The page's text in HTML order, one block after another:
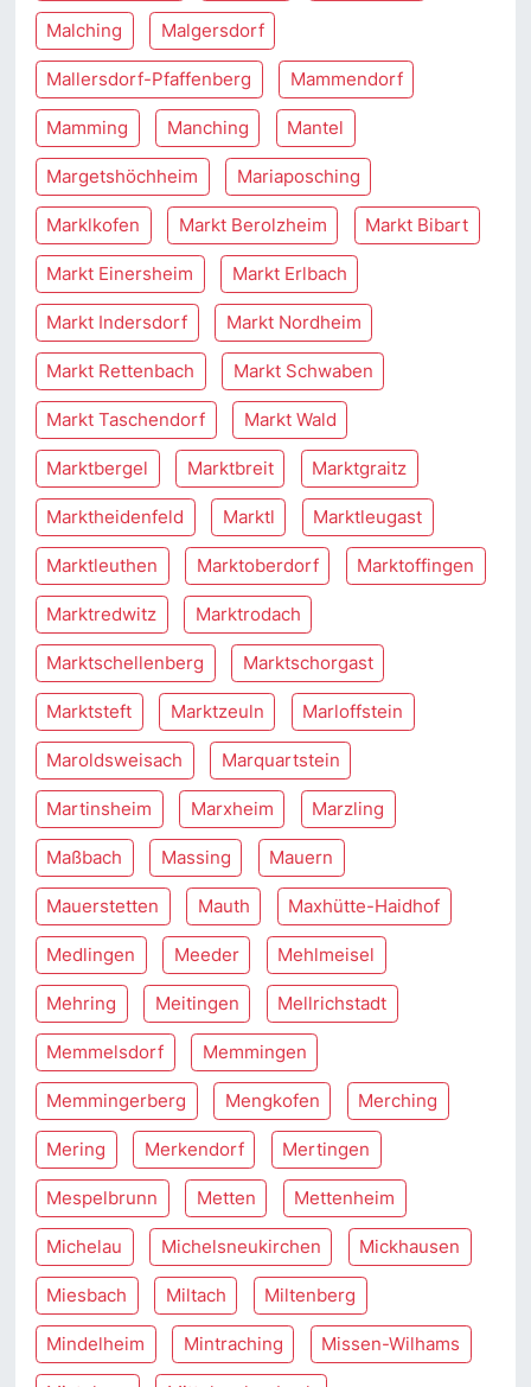
Malching Malgersdorf
Mallersdorf-Pfaffenberg Mammendorf
Mamming Manching Mantel
Margetshöchheim Mariaposching
Marklkofen Markt Berolzheim Markt Bibart
Markt Einersheim Markt Erlbach
Markt Indersdorf Markt Nordheim
Markt Rettenbach Markt Schwaben
Markt Taschendorf Markt Wald
Marktbergel Marktbreit Marktgraitz
Marktheidenfeld Marktl Marktleugast
Marktleuthen Marktoberdorf Marktoffingen
Marktredwitz Marktrodach
Marktschellenberg Marktschorgast
Marktsteft Marktzeuln Marloffstein
Maroldsweisach Marquartstein
Martinsheim Marxheim Marzling
Maßbach Massing Mauern
Mauerstetten Mauth Maxhütte-Haidhof
Medlingen Meeder Mehlmeisel
Mehring Meitingen Mellrichstadt
Memmelsdorf Memmingen
Memmingerberg Mengkofen Merching
Mering Merkendorf Mertingen
Mespelbrunn Metten Mettenheim
Michelau Michelsneukirchen Mickhausen
Miesbach Miltach Miltenberg
Mindelheim Mintraching Missen-Wilhams